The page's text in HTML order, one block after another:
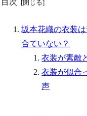
目次
坂本花織の衣装
合ていない？
衣装が素敵
衣装が似合
声